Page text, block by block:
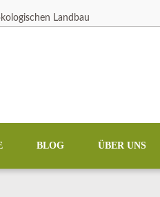
Landbau
BLOG ÜBER UNS